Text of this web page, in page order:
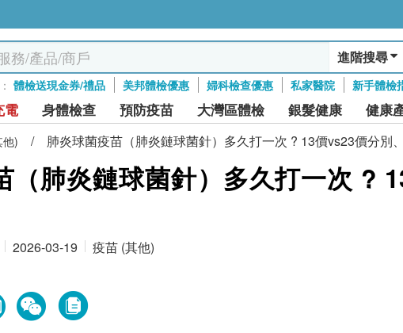
進階搜尋
體檢送現金券/禮品 美邦體檢優惠 婦科檢查優惠 私家醫院 新手體檢
電 身體檢查 預防疫苗 大灣區體檢 銀髮健康 健康
) / 肺炎球菌疫苗（肺炎鏈球菌針）多久打一次 ? 13價vs23價分別
（肺炎鏈球菌針）多久打一次 ?
2026-03-19 疫苗 (其他)